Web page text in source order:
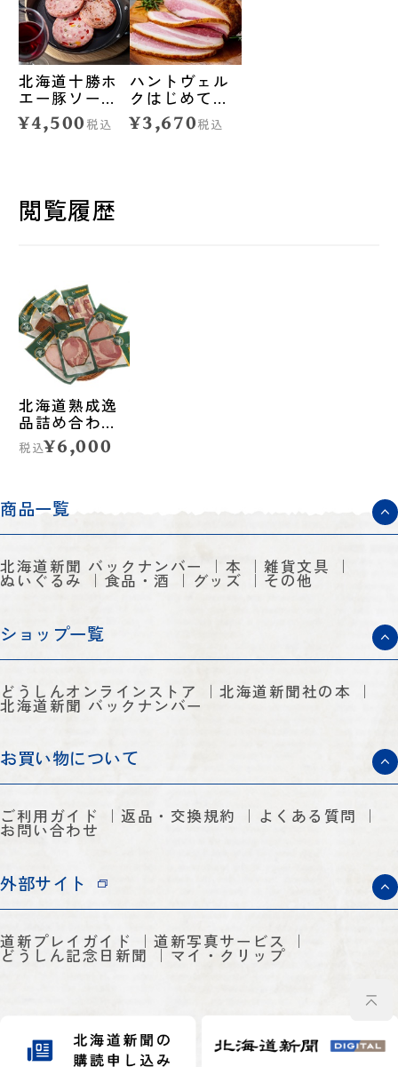
北海道十勝ホ
エー豚ソーセ
ージ満喫セッ
ト◆ハントヴ
¥4,500 税込
ハントヴェル
クはじめてさ
んセット◆ハ
ントヴェルク
¥3,670税込
閲覧履歴
北海道熟成逸
品詰め合わせ
（ハム・ベー
コン）◆ハン
税込¥6,000
商品一覧
北海道新聞 バックナンバー 本 雑貨文具
ぬいぐるみ 食品・酒 グッズ その他
ショップ一覧
どうしんオンラインストア 北海道新聞社の本
北海道新聞 バックナンバー
お買い物について
ご利用ガイド 返品・交換規約 よくある質問
お問い合わせ
外部サイト
道新プレイガイド 道新写真サービス
どうしん記念日新聞 マイ・クリップ